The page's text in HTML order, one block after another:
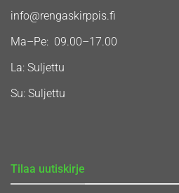
info@rengaskirppis.fi
Ma–Pe: 09.00–17.00
La: Suljettu
Su: Suljettu
Tilaa uutiskirje